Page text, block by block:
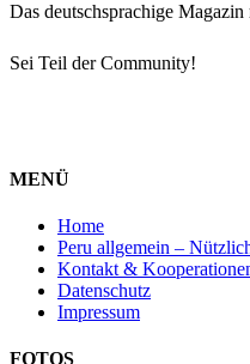
Das deutschsprachige
Sei Teil der Community!
MENÜ
Home
Peru allgemein –
Kontakt &
Datenschutz
Impressum
FOTOS